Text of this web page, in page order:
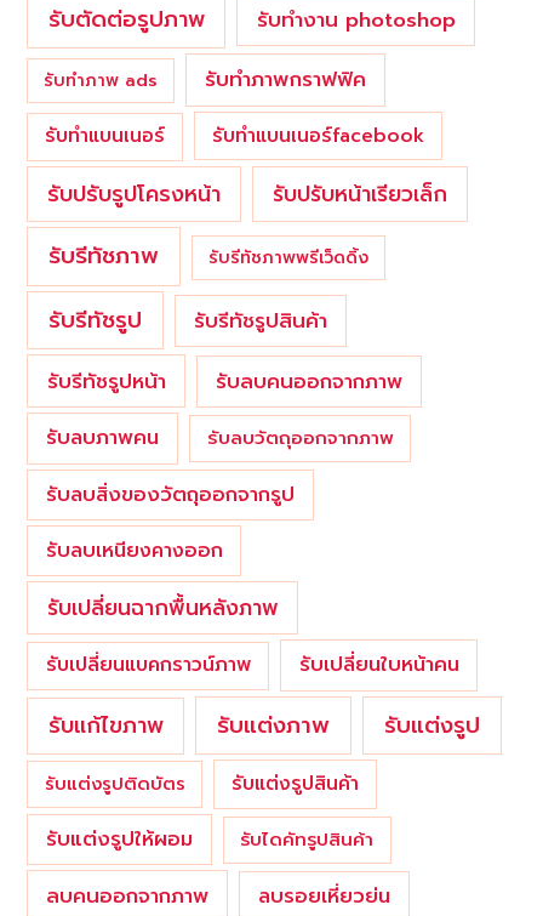
รับตัดต่อรูปภาพ รับทำงาน photoshop
รับทำภาพ ads รับทำภาพกราฟฟิค
รับทำแบนเนอร์ รับทำแบนเนอร์facebook
รับปรับรูปโครงหน้า รับปรับหน้าเรียวเล็ก
รับรีทัชภาพ รับรีทัชภาพพรีเว็ดดิ้ง
รับรีทัชรูป
รับรีทัชรูปสินค้า
รับรีทัชรูปหน้า
รับลบคนออกจากภาพ
รับลบภาพคน
รับลบวัตถุออกจากภาพ
รับลบสิ่งของวัตถุออกจากรูป
รับลบเหนียงคางออก
รับเปลี่ยนฉากพื้นหลังภาพ
รับเปลี่ยนแบคกราวน์ภาพ รับเปลี่ยนใบหน้าคน
รับแก้ไขภาพ รับแต่งภาพ รับแต่งรูป
รับแต่งรูปติดบัตร รับแต่งรูปสินค้า
รับแต่งรูปให้ผอม รับไดคัทรูปสินค้า
ลบคนออกจากภาพ ลบรอยเหี่ยวย่น